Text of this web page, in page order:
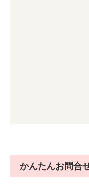
かんたんお問合